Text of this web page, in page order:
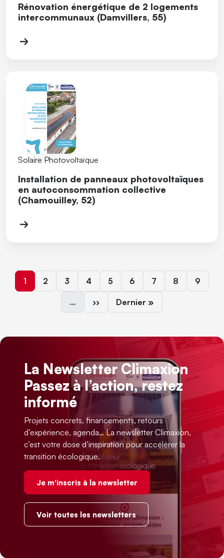
Rénovation énergétique de 2 logements
intercommunaux (Damvillers, 55)
Solaire Photovoltaïque
Installation de panneaux photovoltaïques
en autoconsommation collective
(Chamouilley, 52)
Page courante
1 Page
2 Page
3 Page
4 Page
5 Page
6 Page
7 Page
8 Page
9
… Page suivante
›› Dernière page
Dernier »
La Newsletter Climaxion
Passez à l’action, restez
informé
Projets concrets, financements, retours
d’expérience, agenda… La newsletter Climaxion,
c’est votre dose d’inspiration pour accélérer la
transition écologique.
Je m'inscris à la newsletter
Voir toutes les newsletters